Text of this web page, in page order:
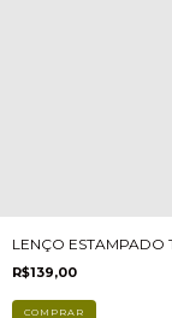
LENÇO ESTAMPADO
R$139,00